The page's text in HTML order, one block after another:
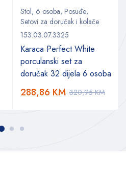
Stol, 6 osoba, Posuđe,
Setovi za doručak i kolače
153.03.07.3325
Karaca Perfect White
porculanski set za
doručak 32 dijela 6 osoba
320,95KM
288,86 KM